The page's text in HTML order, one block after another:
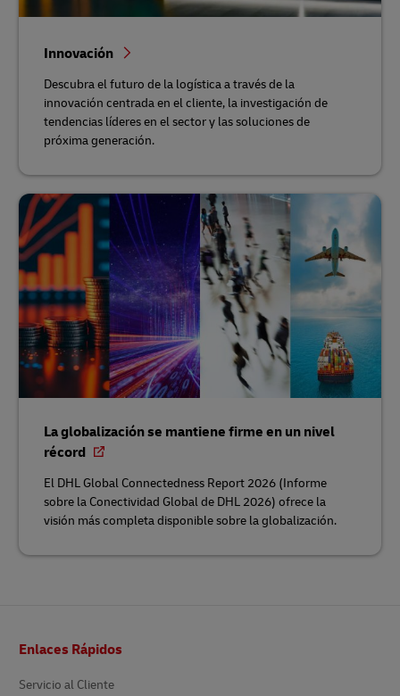
Innovación
Descubra el futuro de la logística a través de la
innovación centrada en el cliente, la investigación de
tendencias líderes en el sector y las soluciones de
próxima generación.
La globalización se mantiene firme en un nivel
récord
El DHL Global Connectedness Report 2026 (Informe
sobre la Conectividad Global de DHL 2026) ofrece la
visión más completa disponible sobre la globalización.
de
Enlaces Rápidos
Servicio al Cliente